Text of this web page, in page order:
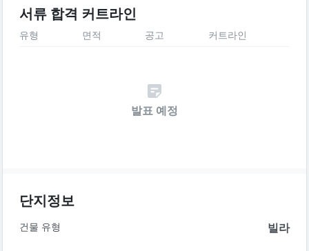
서류 합격 커트라인
유형 면적 공고 커트라인
발표 예정
단지정보
건물 유형 빌라